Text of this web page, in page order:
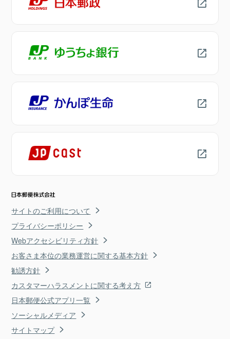
サイトのご利用について
プライバシーポリシー
Webアクセシビリティ方針
お客さま本位の業務運営に関する基本方針
勧誘方針
カスタマーハラスメントに関する考え方
日本郵便公式アプリ一覧
ソーシャルメディア
サイトマップ